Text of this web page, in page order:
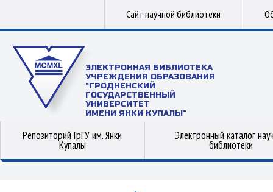
Сайт научной библиотеки
ЭЛЕКТРОННАЯ БИБЛИОТЕКА
УЧРЕЖДЕНИЯ ОБРАЗОВАНИЯ
"ГРОДНЕНСКИЙ
ГОСУДАРСТВЕННЫЙ
УНИВЕРСИТЕТ
ИМЕНИ ЯНКИ КУПАЛЫ"
Репозиторий ГрГУ им. Янки
Купалы
Электронный каталог
библиотеки